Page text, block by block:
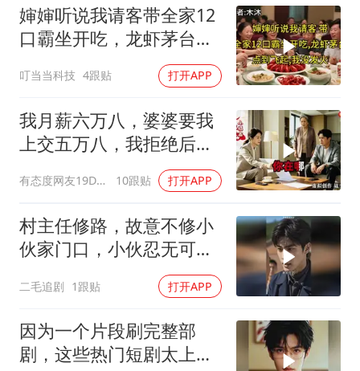
婶婶听说我请客带全家12
口霸坐开吃，龙虾茅台点
叮当当科技 4跟贴 打开APP
我月薪六万八，婆婆要我
上交五万八，我拒绝后她
换了门锁，12天后我决意
离婚
有态度网友19Dsym 10跟贴 打开APP
村主任修路，故意不修小
伙家门口，小伙忍无可忍
二毛追剧 1跟贴 打开APP
因为一个片段刷完整部
剧，这些热门短剧太上头